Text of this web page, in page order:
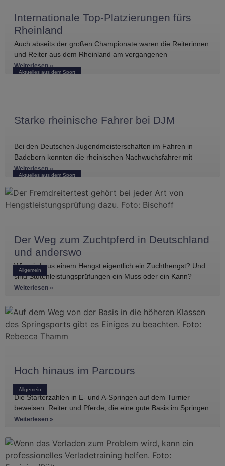
Aktuelles aus dem Sport
Internationale Top-Platzierungen fürs
Rheinland
Auch abseits der großen Championate waren die Reiterinnen
und Reiter aus dem Rheinland am vergangenen
Wochenende international erfolgreich unterwegs. Bei
Weiterlesen »
Aktuelles aus dem Sport
Starke rheinische Fahrer bei DJM
Bei den Deutschen Jugendmeisterschaften im Fahren in
Badeborn konnten die rheinischen Nachwuchsfahrer mit
mehreren vorderen Platzierungen überzeugen. Frederik
Koitka erreichte
Weiterlesen »
Allgemein
Der Weg zum Zuchtpferd in Deutschland
und anderswo
Wie wird aus einem Hengst eigentlich ein Zuchthengst? Und
sind Stutenleistungsprüfungen ein Muss oder ein Kann?
Einblicke in die Regelwerke
Weiterlesen »
Allgemein
Hoch hinaus im Parcours
Die Starterzahlen in E- und A-Springen auf dem Turnier
beweisen: Reiter und Pferde, die eine gute Basis im Springen
haben, gibt es
Weiterlesen »